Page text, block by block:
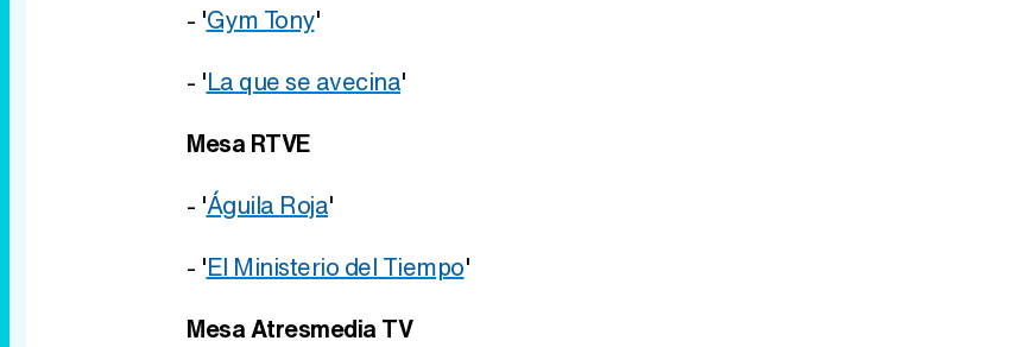
- 'Gym Tony'
- 'La que se avecina'
Mesa RTVE
- 'Águila Roja'
- 'El Ministerio del Tiempo'
Mesa Atresmedia TV